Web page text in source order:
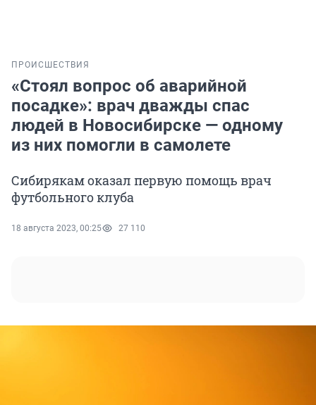
ПРОИСШЕСТВИЯ
«Стоял вопрос об аварийной
посадке»: врач дважды спас
людей в Новосибирске — одному
из них помогли в самолете
Сибирякам оказал первую помощь врач
футбольного клуба
18 августа 2023, 00:25 27 110